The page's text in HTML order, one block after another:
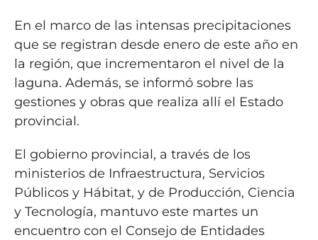
En el marco de las intensas precipitaciones
que se registran desde enero de este año en
la región, que incrementaron el nivel de la
laguna. Además, se informó sobre las
gestiones y obras que realiza allí el Estado
provincial.
El gobierno provincial, a través de los
ministerios de Infraestructura, Servicios
Públicos y Hábitat, y de Producción, Ciencia
y Tecnología, mantuvo este martes un
encuentro con el Consejo de Entidades